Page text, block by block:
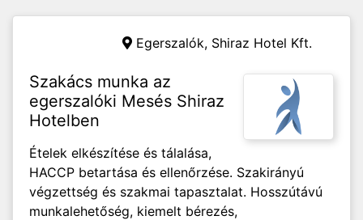
Egerszalók, Shiraz Hotel Kft.
Szakács munka az
egerszalóki Mesés Shiraz
Hotelben
Ételek elkészítése és tálalása,
HACCP betartása és ellenőrzése. Szakirányú
végzettség és szakmai tapasztalat. Hosszútávú
munkalehetőség, kiemelt bérezés,